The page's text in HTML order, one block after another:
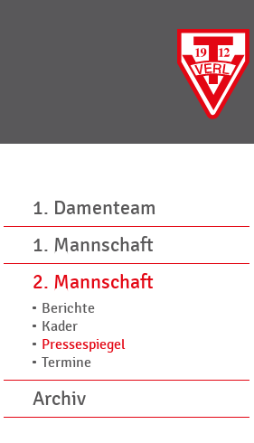
1. Damenteam
1. Mannschaft
2. Mannschaft
Berichte
Kader
Pressespiegel
Termine
Archiv